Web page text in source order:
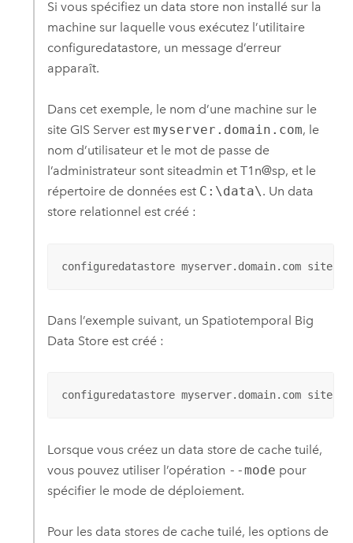
Si vous spécifiez un data store non installé sur la
machine sur laquelle vous exécutez l’utilitaire
configuredatastore, un message d’erreur
apparaît.
Dans cet exemple, le nom d’une machine sur le
site GIS Serverest myserver.domain.com, le
nom d’utilisateur et le mot de passe de
l’administrateur sont siteadmin et T1n@sp, et le
répertoire de données est C:\data\. Un data
store relationnel est créé :
configuredatastore myserver.domain.com
Dans l’exemple suivant, un Spatiotemporal Big
Data Store est créé :
configuredatastore myserver.domain.com
Lorsque vous créez un data store de cache tuilé,
vous pouvez utiliser l’opération --mode pour
spécifier le mode de déploiement.
Pour les data stores de cache tuilé, les options de